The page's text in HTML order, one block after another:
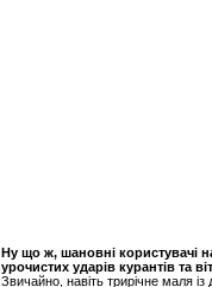
Ну що ж, шановні користувачі
урочистих ударів курантів та
Звичайно, навіть трирічне маля